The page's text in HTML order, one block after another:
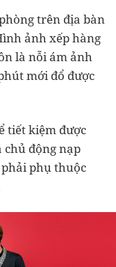
trên địa bàn
ảnh xếp hàng
là nỗi ám ảnh
mới đổ được
tiết kiệm được
chủ động nạp
phụ thuộc